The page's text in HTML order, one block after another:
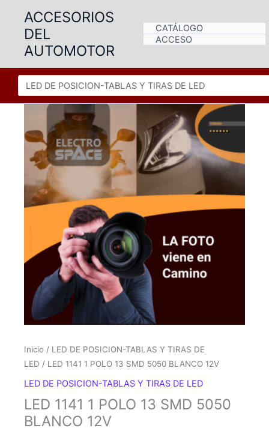
contenido
ACCESORIOS
DEL
AUTOMOTOR
CATÁLOGO
ACCESO
Inicio / LED DE POSICION-TABLAS Y TIRAS DE
LED / LED 1141 1 POLO 13 SMD 5050 BLANCO 12V
LED DE POSICION-TABLAS Y TIRAS DE LED
LED 1141 1 POLO 13 SMD 5050
BLANCO 12V